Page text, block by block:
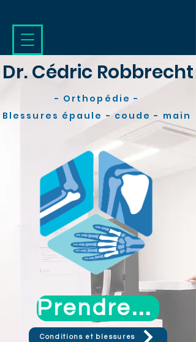
Dr. Cédric Robbrecht
- Orthopédie -
Blessures épaule - coude - main
Prendre rendez-vous
Conditions et blessures